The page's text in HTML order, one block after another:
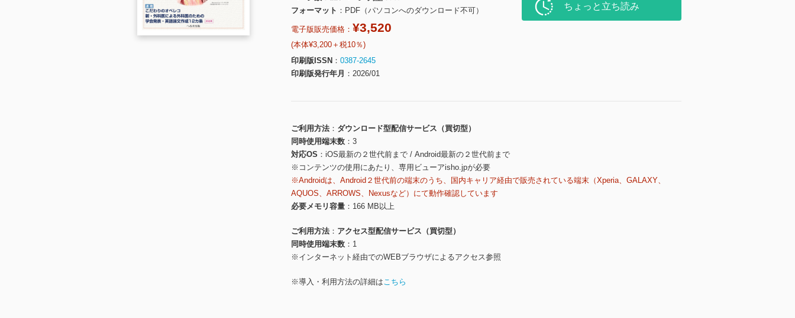
フォーマット
PDF（パソコンへのダウンロード不可）
電子版販売価格： ¥3,520
(本体¥3,200＋税10％)
印刷版ISSN
0387-2645
印刷版発行年月
2026/01
ちょっと立ち読み
ご利用方法
ダウンロード型配信サービス（買切型）
同時使用端末数
3
対応OS
iOS最新の２世代前まで / Android最新の２世代前まで
※コンテンツの使用にあたり、専用ビューアisho.jpが必要
※Androidは、Android２世代前の端末のうち、国内キャリア経由で販売されている端末（Xperia、GALAXY、
AQUOS、ARROWS、Nexusなど）にて動作確認しています
必要メモリ容量
166 MB以上
ご利用方法
アクセス型配信サービス（買切型）
同時使用端末数
1
※インターネット経由でのWEBブラウザによるアクセス参照
※導入・利用方法の詳細はこちら